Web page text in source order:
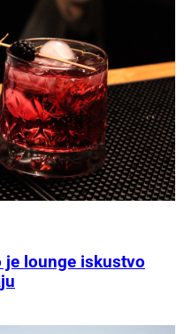
lounge iskustvo